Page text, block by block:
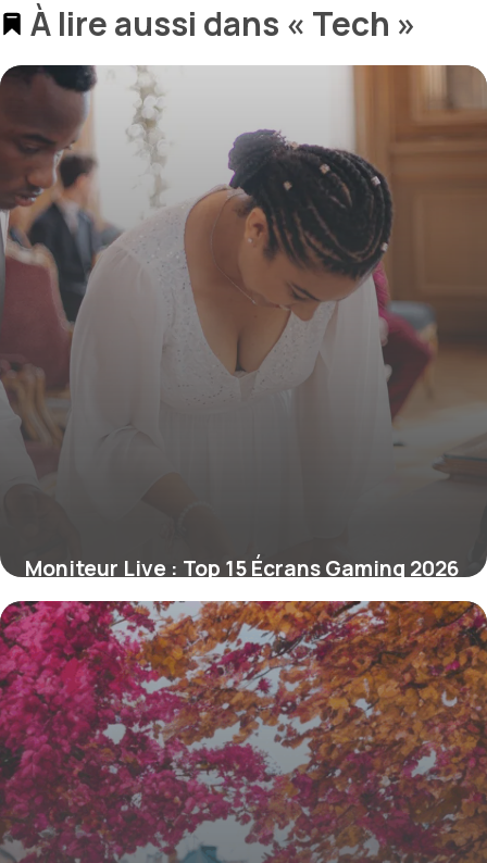
À lire aussi dans « Tech »
Moniteur Live : Top 15 Écrans Gaming 2026
16 juin 2026